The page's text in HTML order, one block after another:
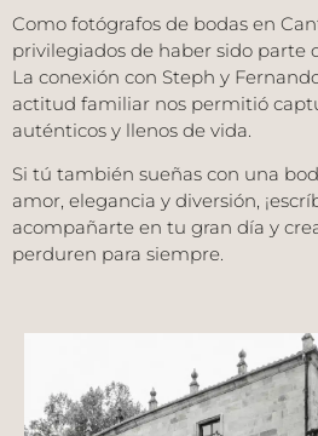
Como fotógrafos de bodas en
privilegiados de haber sido parte
La conexión con Steph y
actitud familiar nos permitió
auténticos y llenos de vida.
Si tú también sueñas con una
amor, elegancia y diversión,
acompañarte en tu gran día y
perduren para siempre.